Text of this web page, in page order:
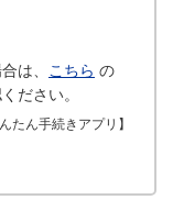
は、
こちら の
ださい。
たん手続きアプリ】